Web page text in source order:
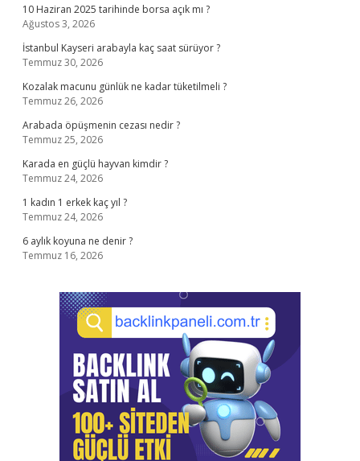
10 Haziran 2025 tarihinde borsa açık mı ?
Ağustos 3, 2026
İstanbul Kayseri arabayla kaç saat sürüyor ?
Temmuz 30, 2026
Kozalak macunu günlük ne kadar tüketilmeli ?
Temmuz 26, 2026
Arabada öpüşmenin cezası nedir ?
Temmuz 25, 2026
Karada en güçlü hayvan kimdir ?
Temmuz 24, 2026
1 kadın 1 erkek kaç yıl ?
Temmuz 24, 2026
6 aylık koyuna ne denir ?
Temmuz 16, 2026